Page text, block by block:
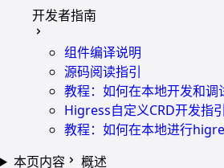
开发者指南
组件编译说明
源码阅读指引
教程：如何在本地开发和
Higress自定义CRD开发指引
教程：如何在本地进行
本页内容
概述